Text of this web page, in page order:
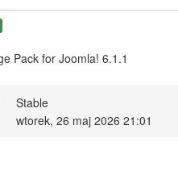
Pack for Joomla! 6.1.1
Stable
wtorek, 26 maj 2026 21:01